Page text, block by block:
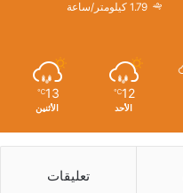
1.79 كيلومتر/ساعة
12
℃
الأحد
13
℃
الأثنين
تعليقات